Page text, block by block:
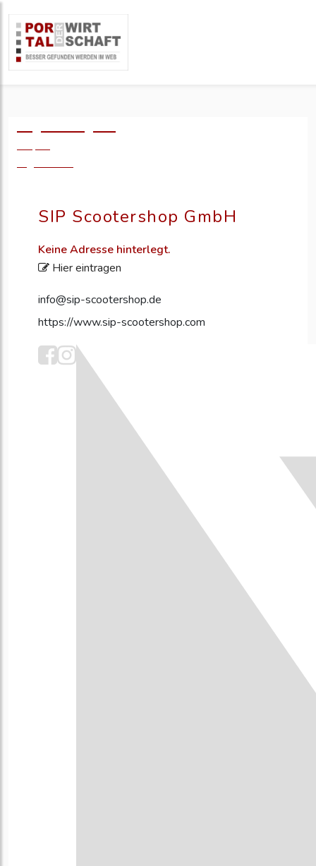
SIP Scootershop GmbH
Keine Adresse hinterlegt.
Hier eintragen
info@sip-scootershop.de
https://www.sip-scootershop.com